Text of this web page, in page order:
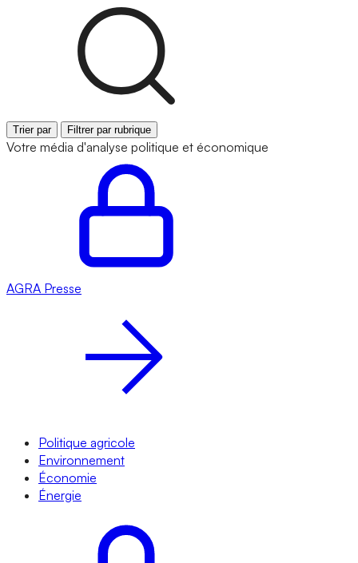
Trier par Filtrer par rubrique
Votre média d'analyse politique et économique
AGRA Presse
Politique agricole
Environnement
Économie
Énergie